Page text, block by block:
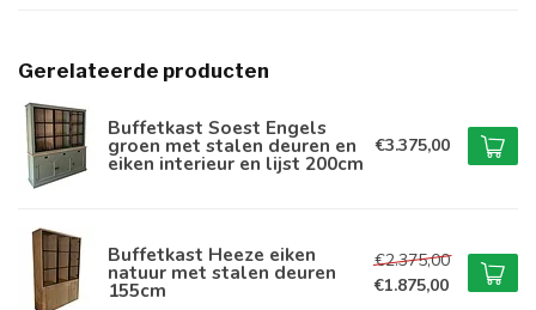
Gerelateerde producten
Buffetkast Soest Engels
groen met stalen deuren en
eiken interieur en lijst 200cm
€3.375,00
Buffetkast Heeze eiken
natuur met stalen deuren
155cm
€2.375,00
€1.875,00